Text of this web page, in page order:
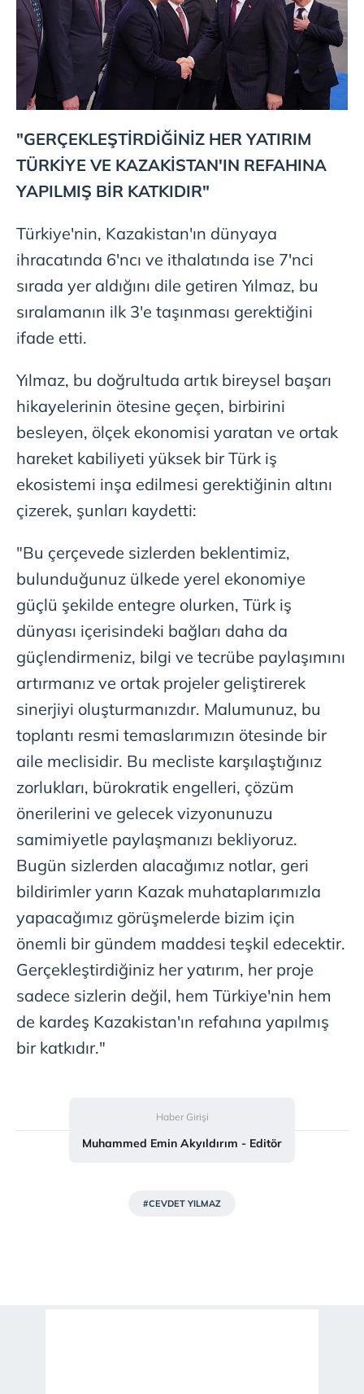
"GERÇEKLEŞTİRDİĞİNİZ HER YATIRIM
TÜRKİYE VE KAZAKİSTAN'IN REFAHINA
YAPILMIŞ BİR KATKIDIR"
Türkiye'nin, Kazakistan'ın dünyaya
ihracatında 6'ncı ve ithalatında ise 7'nci
sırada yer aldığını dile getiren Yılmaz, bu
sıralamanın ilk 3'e taşınması gerektiğini
ifade etti.
Yılmaz, bu doğrultuda artık bireysel başarı
hikayelerinin ötesine geçen, birbirini
besleyen, ölçek ekonomisi yaratan ve ortak
hareket kabiliyeti yüksek bir Türk iş
ekosistemi inşa edilmesi gerektiğinin altını
çizerek, şunları kaydetti:
"Bu çerçevede sizlerden beklentimiz,
bulunduğunuz ülkede yerel ekonomiye
güçlü şekilde entegre olurken, Türk iş
dünyası içerisindeki bağları daha da
güçlendirmeniz, bilgi ve tecrübe paylaşımını
artırmanız ve ortak projeler geliştirerek
sinerjiyi oluşturmanızdır. Malumunuz, bu
toplantı resmi temaslarımızın ötesinde bir
aile meclisidir. Bu mecliste karşılaştığınız
zorlukları, bürokratik engelleri, çözüm
önerilerini ve gelecek vizyonunuzu
samimiyetle paylaşmanızı bekliyoruz.
Bugün sizlerden alacağımız notlar, geri
bildirimler yarın Kazak muhataplarımızla
yapacağımız görüşmelerde bizim için
önemli bir gündem maddesi teşkil edecektir.
Gerçekleştirdiğiniz her yatırım, her proje
sadece sizlerin değil, hem Türkiye'nin hem
de kardeş Kazakistan'ın refahına yapılmış
bir katkıdır."
Haber Girişi
Muhammed Emin Akyıldırım - Editör
#CEVDET YILMAZ